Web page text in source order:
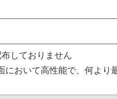
しておりません
において高性能で、何よ